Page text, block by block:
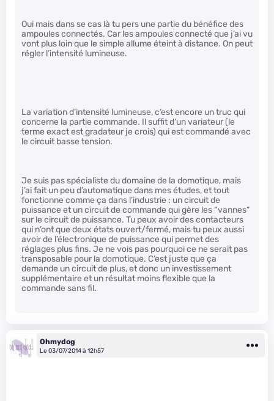
Oui mais dans se cas là tu pers une partie du bénéfice des
ampoules connectés. Car les ampoules connecté que j’ai vu
vont plus loin que le simple allume éteint à distance. On peut
régler l’intensité lumineuse.
La variation d’intensité lumineuse, c’est encore un truc qui
concerne la partie commande. Il suffit d’un variateur (le
terme exact est gradateur je crois) qui est commandé avec
le circuit basse tension.
Je suis pas spécialiste du domaine de la domotique, mais
j’ai fait un peu d’automatique dans mes études, et tout
fonctionne comme ça dans l’industrie : un circuit de
puissance et un circuit de commande qui gère les “vannes”
sur le circuit de puissance. Tu peux avoir des contacteurs
qui n’ont que deux états ouvert/fermé, mais tu peux aussi
avoir de l’électronique de puissance qui permet des
réglages plus fins. Je ne vois pas pourquoi ce ne serait pas
transposable pour la domotique. C’est juste que ça
demande un circuit de plus, et donc un investissement
supplémentaire et un résultat moins flexible que la
commande sans fil.
Ohmydog
Le 03/07/2014 à 12h57